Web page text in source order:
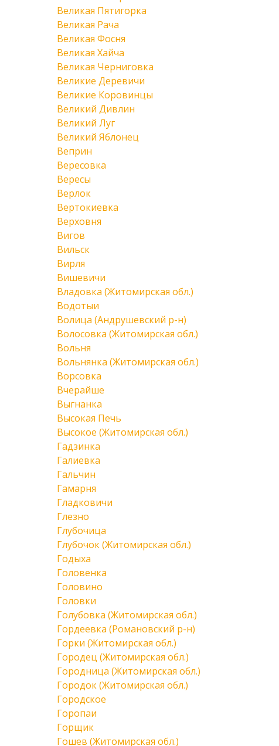
Великая Пятигорка
Великая Рача
Великая Фосня
Великая Хайча
Великая Черниговка
Великие Деревичи
Великие Коровинцы
Великий Дивлин
Великий Луг
Великий Яблонец
Веприн
Вересовка
Вересы
Верлок
Вертокиевка
Верховня
Вигов
Вильск
Вирля
Вишевичи
Владовка (Житомирская обл.)
Водотыи
Волица (Андрушевский р-н)
Волосовка (Житомирская обл.)
Вольня
Вольнянка (Житомирская обл.)
Ворсовка
Вчерайше
Выгнанка
Высокая Печь
Высокое (Житомирская обл.)
Гадзинка
Галиевка
Гальчин
Гамарня
Гладковичи
Глезно
Глубочица
Глубочок (Житомирская обл.)
Годыха
Головенка
Головино
Головки
Голубовка (Житомирская обл.)
Гордеевка (Романовский р-н)
Горки (Житомирская обл.)
Городец (Житомирская обл.)
Городница (Житомирская обл.)
Городок (Житомирская обл.)
Городское
Горопаи
Горщик
Гошев (Житомирская обл.)